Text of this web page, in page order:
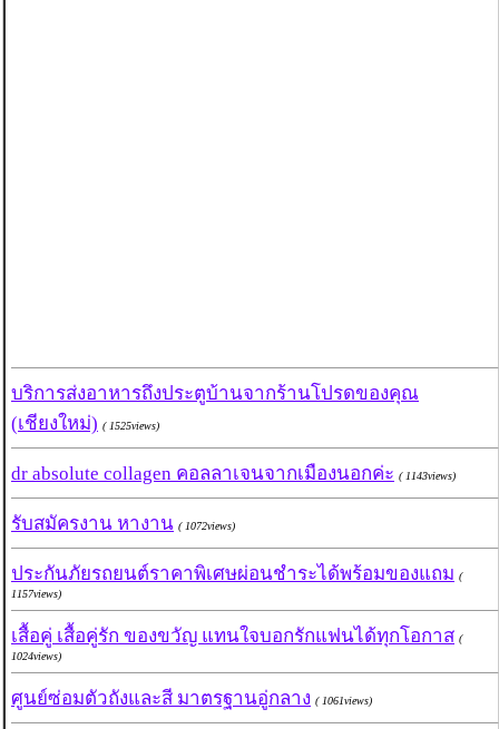
บริการส่งอาหารถึงประตูบ้านจากร้านโปรดของคุณ
(เชียงใหม่) ( 1525views)
dr absolute collagen คอลลาเจนจากเมืองนอกค่ะ ( 1143views)
รับสมัครงาน หางาน ( 1072views)
ประกันภัยรถยนต์ราคาพิเศษผ่อนชำระได้พร้อมของแถม (
1157views)
เสื้อคู่ เสื้อคู่รัก ของขวัญ แทนใจบอกรักแฟนได้ทุกโอกาส (
1024views)
ศูนย์ซ่อมตัวถังและสี มาตรฐานอู่กลาง ( 1061views)